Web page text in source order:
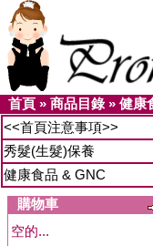
首頁 » 商品目錄» 健康
<<首頁注意事項>>
秀髮(生髮)保養
健康食品 & GNC
購物車
空的...